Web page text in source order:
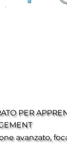
PER
avanzato,